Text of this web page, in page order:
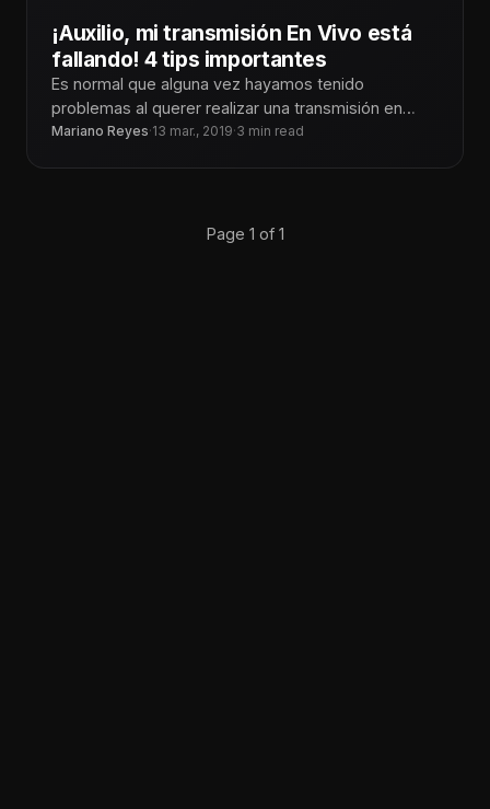
¡Auxilio, mi transmisión En Vivo está
fallando! 4 tips importantes
Es normal que alguna vez hayamos tenido
problemas al querer realizar una transmisión en
vivo, para un evento, congreso o
Mariano Reyes·13 mar., 2019·3 min read
Page 1 of 1